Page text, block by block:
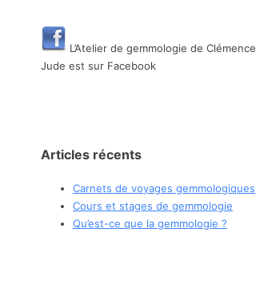
L’Atelier de gemmologie de Clémence
Jude est sur Facebook
Articles récents
Carnets de voyages gemmologiques
Cours et stages de gemmologie
Qu’est-ce que la gemmologie ?